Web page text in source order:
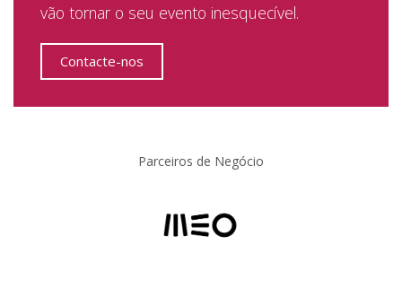
vão tornar o seu evento inesquecível.
Contacte-nos
Parceiros de Negócio